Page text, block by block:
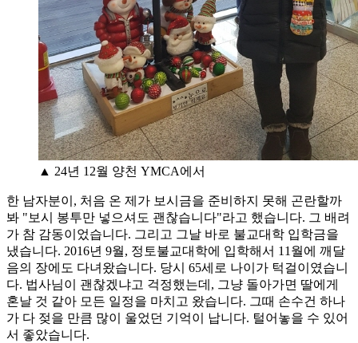
▲ 24년 12월 양천 YMCA에서
한 남자분이, 처음 온 제가 보시금을 준비하지 못해 곤란할까
봐 "보시 봉투만 넣으셔도 괜찮습니다"라고 했습니다. 그 배려
가 참 감동이었습니다. 그리고 그날 바로 불교대학 입학금을
냈습니다. 2016년 9월, 정토불교대학에 입학해서 11월에 깨달
음의 장에도 다녀왔습니다. 당시 65세로 나이가 턱걸이였습니
다. 법사님이 괜찮겠냐고 걱정했는데, 그냥 돌아가면 딸에게
혼날 것 같아 모든 일정을 마치고 왔습니다. 그때 손수건 하나
가 다 젖을 만큼 많이 울었던 기억이 납니다. 털어놓을 수 있어
서 좋았습니다.